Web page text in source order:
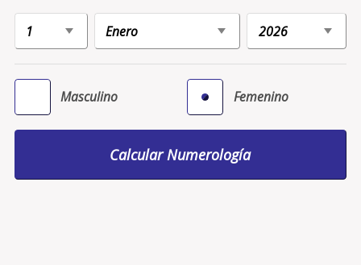
Masculino Femenino